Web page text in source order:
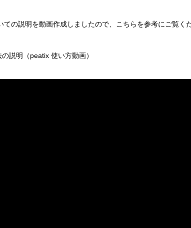
ての説明を動画作成しましたので、こちらを参考にご覧くだ
説明（peatix 使い方動画）